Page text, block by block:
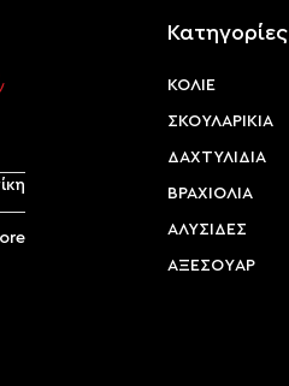
Κατηγορίες
ΚΟΛΙΕ
ΣΚΟΥΛΑΡΙΚΙΑ
ΔΑΧΤΥΛΙΔΙΑ
ΒΡΑΧΙΟΛΙΑ
ΑΛΥΣΙΔΕΣ
ΑΞΕΣΟΥAΡ